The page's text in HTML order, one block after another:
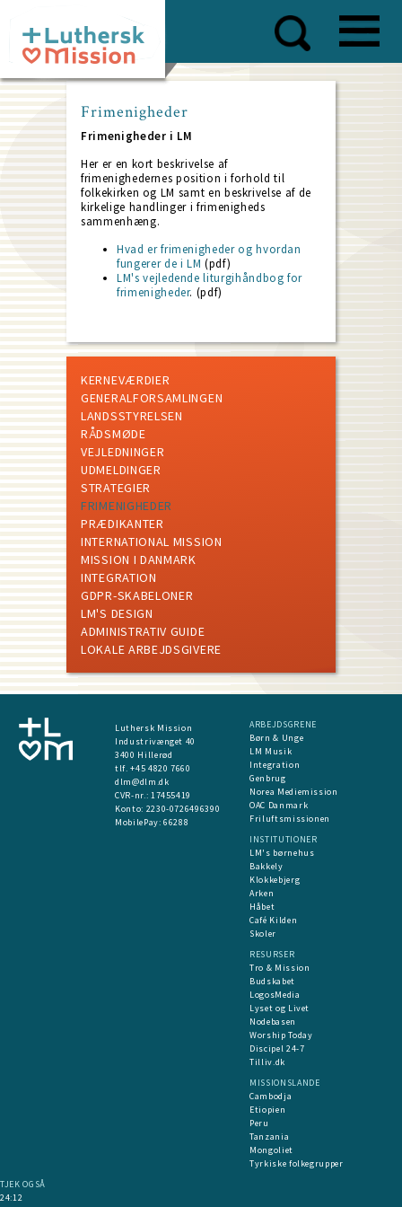
main
content
Frimenigheder
Frimenigheder i LM
Her er en kort beskrivelse af
frimenighedernes position i forhold til
folkekirken og LM samt en beskrivelse af de
kirkelige handlinger i frimenigheds
sammenhæng.
Hvad er frimenigheder og hvordan
fungerer de i LM (pdf)
LM's vejledende liturgihåndbog for
frimenigheder. (pdf)
KERNEVÆRDIER
GENERALFORSAMLINGEN
LANDSSTYRELSEN
RÅDSMØDE
VEJLEDNINGER
UDMELDINGER
STRATEGIER
FRIMENIGHEDER
PRÆDIKANTER
INTERNATIONAL MISSION
MISSION I DANMARK
INTEGRATION
GDPR-SKABELONER
LM'S DESIGN
ADMINISTRATIV GUIDE
LOKALE ARBEJDSGIVERE
Luthersk Mission
Industrivænget 40
3400 Hillerød
tlf. +45 4820 7660
dlm@dlm.dk
CVR-nr.: 17455419
​Konto: 2230-0726496390
MobilePay:66288
ARBEJDSGRENE
Børn & Unge
LM Musik
Integration
Genbrug
Norea Mediemission
OAC Danmark
Friluftsmissionen
INSTITUTIONER
LM's børnehus
Bakkely
Klokkebjerg
Arken
Håbet
Café Kilden
Skoler
RESURSER
Tro & Mission
Budskabet
LogosMedia
Lyset og Livet
Nodebasen
Worship Today
Discipel 24-7
Tilliv.dk
MISSIONSLANDE
Cambodja
Etiopien
Peru
Tanzania
Mongoliet
Tyrkiske folkegrupper
TJEK OGSÅ
24:12